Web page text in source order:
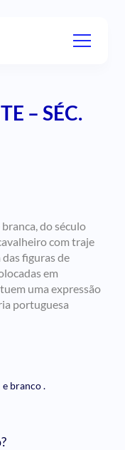
– SÉC.
do século
com traje
figuras de
em
uma expressão
portuguesa
branco.